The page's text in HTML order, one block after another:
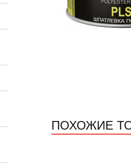
ПОХОЖИЕ